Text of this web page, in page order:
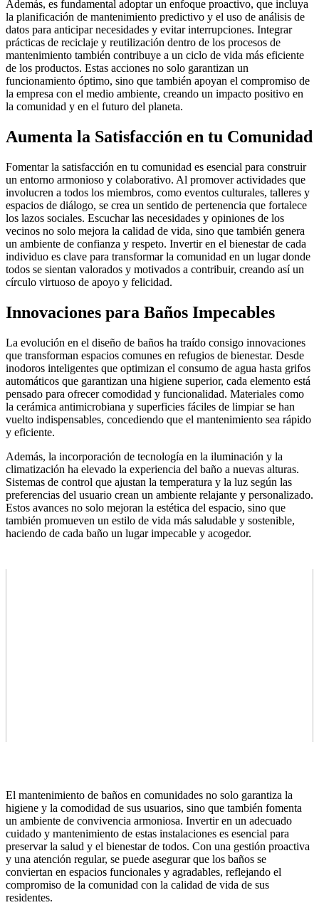
Además, es fundamental adoptar un enfoque proactivo, que incluya
la planificación de mantenimiento predictivo y el uso de análisis de
datos para anticipar necesidades y evitar interrupciones. Integrar
prácticas de reciclaje y reutilización dentro de los procesos de
mantenimiento también contribuye a un ciclo de vida más eficiente
de los productos. Estas acciones no solo garantizan un
funcionamiento óptimo, sino que también apoyan el compromiso de
la empresa con el medio ambiente, creando un impacto positivo en
la comunidad y en el futuro del planeta.
Aumenta la Satisfacción en tu Comunidad
Fomentar la satisfacción en tu comunidad es esencial para construir
un entorno armonioso y colaborativo. Al promover actividades que
involucren a todos los miembros, como eventos culturales, talleres y
espacios de diálogo, se crea un sentido de pertenencia que fortalece
los lazos sociales. Escuchar las necesidades y opiniones de los
vecinos no solo mejora la calidad de vida, sino que también genera
un ambiente de confianza y respeto. Invertir en el bienestar de cada
individuo es clave para transformar la comunidad en un lugar donde
todos se sientan valorados y motivados a contribuir, creando así un
círculo virtuoso de apoyo y felicidad.
Innovaciones para Baños Impecables
La evolución en el diseño de baños ha traído consigo innovaciones
que transforman espacios comunes en refugios de bienestar. Desde
inodoros inteligentes que optimizan el consumo de agua hasta grifos
automáticos que garantizan una higiene superior, cada elemento está
pensado para ofrecer comodidad y funcionalidad. Materiales como
la cerámica antimicrobiana y superficies fáciles de limpiar se han
vuelto indispensables, concediendo que el mantenimiento sea rápido
y eficiente.
Además, la incorporación de tecnología en la iluminación y la
climatización ha elevado la experiencia del baño a nuevas alturas.
Sistemas de control que ajustan la temperatura y la luz según las
preferencias del usuario crean un ambiente relajante y personalizado.
Estos avances no solo mejoran la estética del espacio, sino que
también promueven un estilo de vida más saludable y sostenible,
haciendo de cada baño un lugar impecable y acogedor.
El mantenimiento de baños en comunidades no solo garantiza la
higiene y la comodidad de sus usuarios, sino que también fomenta
un ambiente de convivencia armoniosa. Invertir en un adecuado
cuidado y mantenimiento de estas instalaciones es esencial para
preservar la salud y el bienestar de todos. Con una gestión proactiva
y una atención regular, se puede asegurar que los baños se
conviertan en espacios funcionales y agradables, reflejando el
compromiso de la comunidad con la calidad de vida de sus
residentes.